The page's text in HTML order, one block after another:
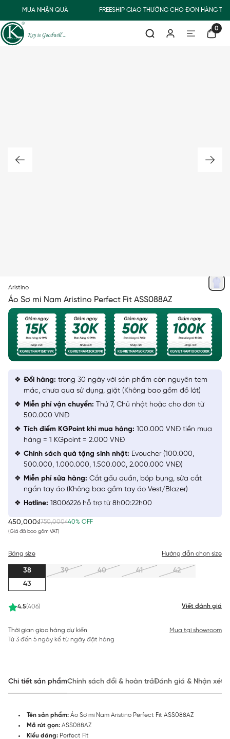
MUA NHẬN QUÀ FREESHIP GIAO THƯỜNG CHO ĐƠN HÀNG
0
Aristino
Áo Sơ mi Nam Aristino Perfect Fit ASS088AZ
450,000₫750,000₫40% OFF
(Giá đã bao gồm VAT)
4.5(406) Viết đánh giá
Bảng size Hướng dẫn chọn size
38 39 40 41
42
43
Thời gian giao hàng dự kiến
Từ 3 đến 5 ngày kể từ ngày đặt hàng
Mua tại showroom
Đổi hàng: trong 30 ngày với sản phẩm còn nguyên tem
mác, chưa qua sử dụng, giặt (Không bao gồm đồ lót)
Miễn phí vận chuyển: Thứ 7, Chủ nhật hoặc cho đơn từ
500.000 VNĐ
Tích điểm KGPoint khi mua hàng: 100.000 VNĐ tiền mua
hàng = 1 KGpoint = 2.000 VNĐ
Chính sách quà tặng sinh nhật: Evoucher (100.000,
500.000, 1.000.000, 1.500.000, 2.000.000 VNĐ)
Miễn phí sửa hàng: Cắt gấu quần, bóp bụng, sửa cắt
ngắn tay áo (Không bao gồm tay áo Vest/Blazer)
Hotline: 18006226 hỗ trợ từ 8h00:22h00
Chi tiết sản phẩmChính sách đổi & hoàn trảĐánh giá & Nhận xét
Tên sản phẩm: Áo Sơ mi Nam Aristino Perfect Fit ASS088AZ
Mã rút gọn: ASS088AZ
Kiểu dáng: Perfect Fit